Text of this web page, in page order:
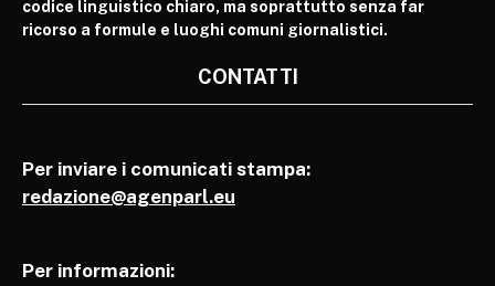
codice linguistico chiaro, ma soprattutto senza far
ricorso a formule e luoghi comuni giornalistici.
CONTATTI
Per inviare i comunicati stampa:
redazione@agenparl.eu
Per informazioni: